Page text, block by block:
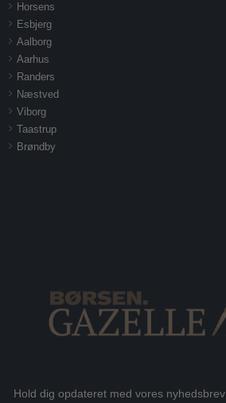
Horsens
Esbjerg
Aalborg
Aarhus
Randers
Næstved
Viborg
Taastrup
Brøndby
Hold dig opdateret med vores nyhedsbrev